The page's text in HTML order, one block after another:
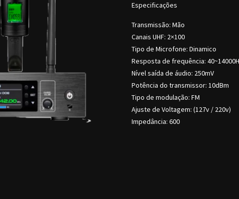
Especificações
Transmissão: Mão
Canais UHF: 2×100
Tipo de Microfone: Dinamico
Resposta de frequência:
Nível saída de áudio: 250mV
Potência do transmissor: 10dBm
Tipo de modulação: FM
Ajuste de Voltagem: (127v / 220v)
Impedância: 600